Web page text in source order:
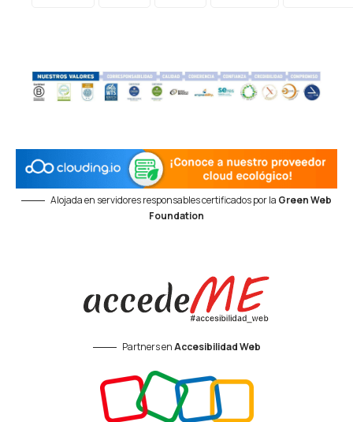
Alojada en servidores responsables certificados por la Green Web
Foundation
Partners enAccesibilidad Web